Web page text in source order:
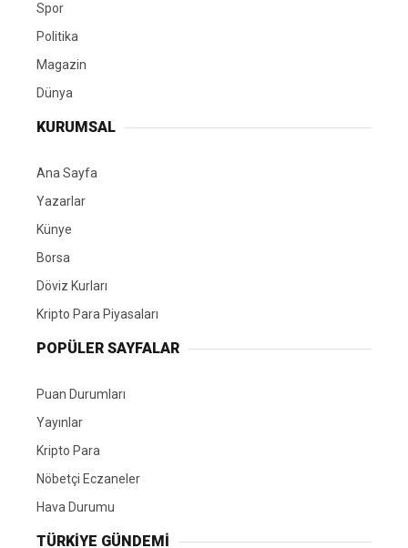
Spor
Politika
Magazin
Dünya
KURUMSAL
Ana Sayfa
Yazarlar
Künye
Borsa
Döviz Kurları
Kripto Para Piyasaları
POPÜLER SAYFALAR
Puan Durumları
Yayınlar
Kripto Para
Nöbetçi Eczaneler
Hava Durumu
TÜRKIYE GÜNDEMI